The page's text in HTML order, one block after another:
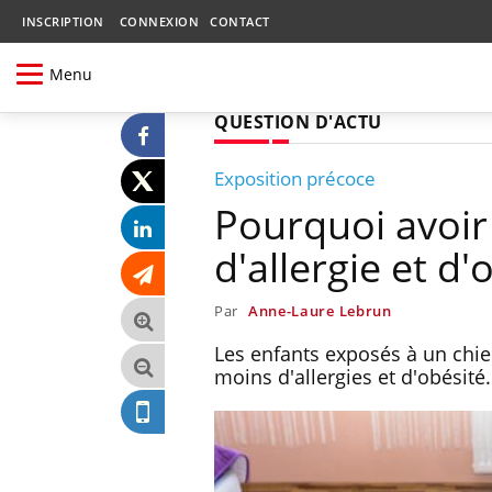
INSCRIPTION CONNEXION CONTACT
Menu
QUESTION D'ACTU
Exposition précoce
Pourquoi
d'allergie et
Par Anne-Laure Lebrun
Les enfants exposés à un
moins d'allergies et d'obésité.